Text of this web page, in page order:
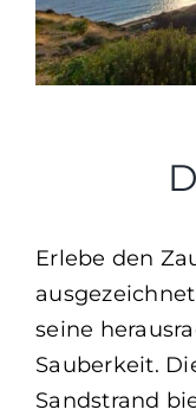
Erlebe den
seine
Sauberkeit.
Sandstrand